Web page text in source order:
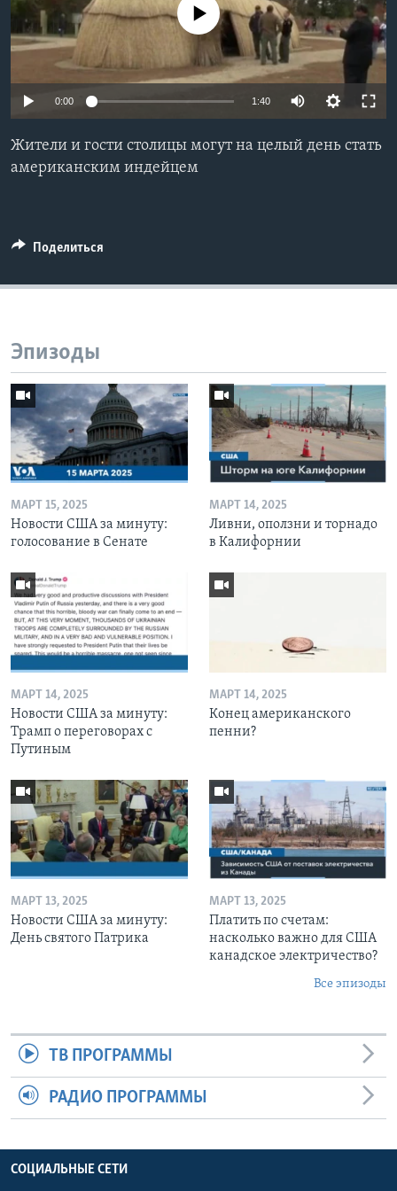
Learning English
Языки
No media source currently available
0:00 1:40
Жители и гости столицы могут на целый день стать
американским индейцем
Поделиться
Эпизоды
МАРТ 15, 2025
Новости США за минуту:
голосование в Сенате
МАРТ 14, 2025
Ливни, оползни и торнадо
в Калифорнии
МАРТ 14, 2025
Новости США за минуту:
Трамп о переговорах с
Путиным
МАРТ 14, 2025
Конец американского
пенни?
МАРТ 13, 2025
Новости США за минуту:
День святого Патрика
МАРТ 13, 2025
Платить по счетам:
насколько важно для США
канадское электричество?
Все эпизоды
ТВ ПРОГРАММЫ
РАДИО ПРОГРАММЫ
СОЦИАЛЬНЫЕ СЕТИ